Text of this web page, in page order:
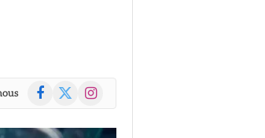
Facebook
X
Instagram